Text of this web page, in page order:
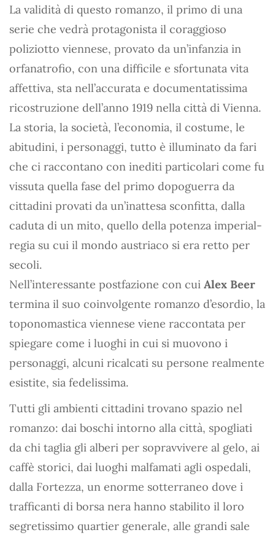
La validità di questo romanzo, il primo di una
serie che vedrà protagonista il coraggioso
poliziotto viennese, provato da un’infanzia in
orfanatrofio, con una difficile e sfortunata vita
affettiva, sta nell’accurata e documentatissima
ricostruzione dell’anno 1919 nella città di Vienna.
La storia, la società, l’economia, il costume, le
abitudini, i personaggi, tutto è illuminato da fari
che ci raccontano con inediti particolari come fu
vissuta quella fase del primo dopoguerra da
cittadini provati da un’inattesa sconfitta, dalla
caduta di un mito, quello della potenza imperial-
regia su cui il mondo austriaco si era retto per
secoli.
Nell’interessante postfazione con cui Alex Beer
termina il suo coinvolgente romanzo d’esordio, la
toponomastica viennese viene raccontata per
spiegare come i luoghi in cui si muovono i
personaggi, alcuni ricalcati su persone realmente
esistite, sia fedelissima.
Tutti gli ambienti cittadini trovano spazio nel
romanzo: dai boschi intorno alla città, spogliati
da chi taglia gli alberi per sopravvivere al gelo, ai
caffè storici, dai luoghi malfamati agli ospedali,
dalla Fortezza, un enorme sotterraneo dove i
trafficanti di borsa nera hanno stabilito il loro
segretissimo quartier generale, alle grandi sale